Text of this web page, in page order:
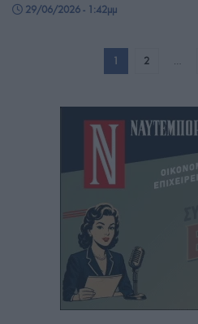
29/06/2026 - 1:42μμ
1 2 …